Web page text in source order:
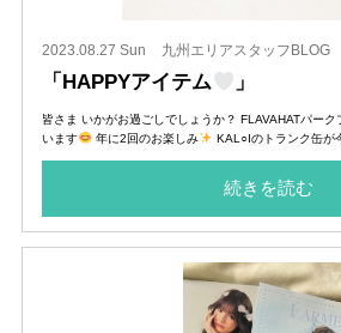
2023.08.27 Sun 九州エリアスタッフBLOG
「HAPPYアイテム 」
皆さま いかがお過ごしでしょうか？ FLAVAHATパー
います
年に2回のお楽しみ KAL○Iのトランク缶が
続きを読む